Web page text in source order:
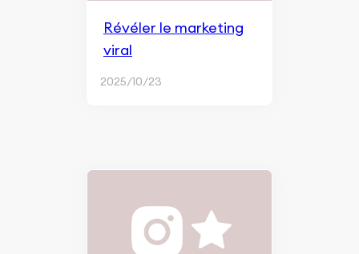
Révéler le marketing
viral
2025/10/23